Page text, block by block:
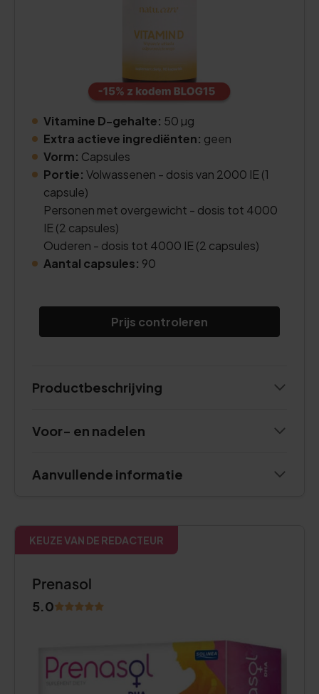
Vitamine D-gehalte: 50 µg
Extra actieve ingrediënten: geen
Vorm: Capsules
Portie: Volwassenen - dosis van 2000 IE (1
capsule)
Personen met overgewicht - dosis tot 4000
IE (2 capsules)
Ouderen - dosis tot 4000 IE (2 capsules)
Aantal capsules: 90
Prijs controleren
Productbeschrijving
Voor- en nadelen
Aanvullende informatie
KEUZE VAN DE REDACTEUR
Prenasol
5.0